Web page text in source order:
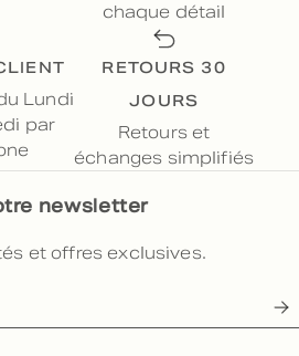
chaque détail
Lundi
par
RETOURS 30
JOURS
Retours et
échanges simplifiés
newsletter
et offres exclusives.